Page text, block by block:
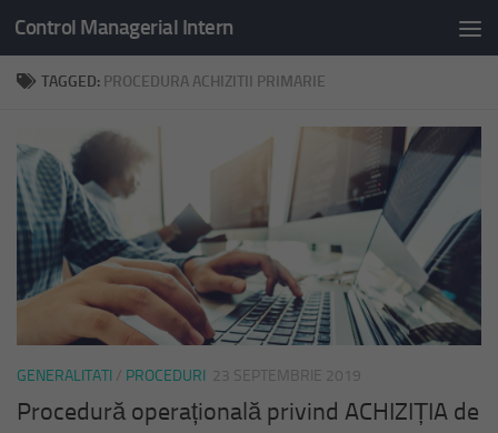
Skip to content
Control Managerial Intern
TAGGED: PROCEDURA ACHIZITII PRIMARIE
GENERALITATI / PROCEDURI 23 SEPTEMBRIE 2019
Procedură operațională privind ACHIZIȚIA de